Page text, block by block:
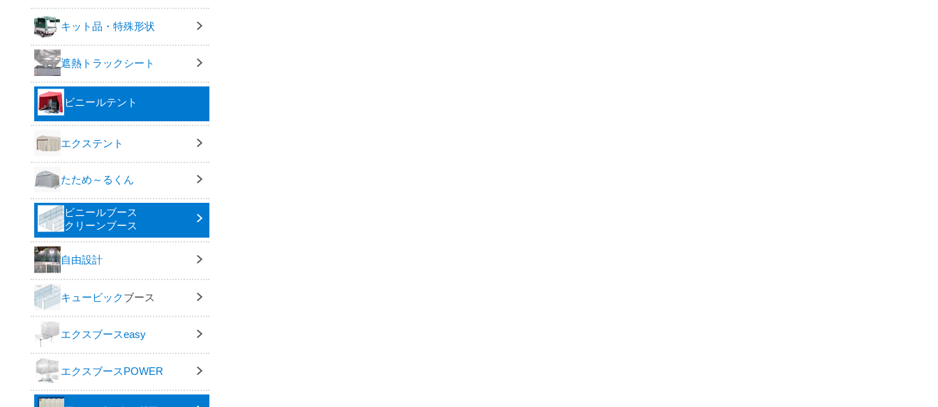
キット品・特殊形状
遮熱トラックシート
ビニールテント
エクステント
たため～るくん
ビニールブース
クリーンブース
自由設計
キュービックブース
エクスブースeasy
エクスブースPOWER